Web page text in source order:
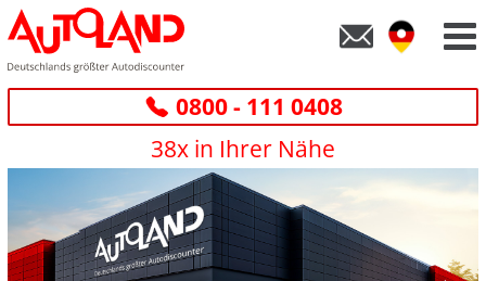
0800 - 111 0408
38x in Ihrer Nähe